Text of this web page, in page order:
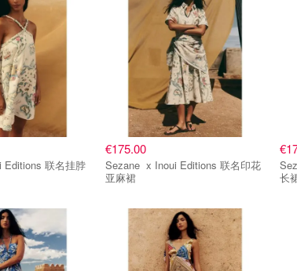
€175.00
Sezane x Inoui Editions 联名印花
亚麻裙
Sezane x
长